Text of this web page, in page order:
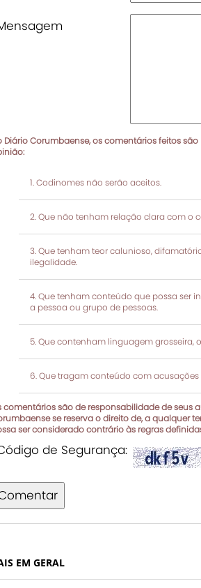
Diário Corumbaense, os comentários feitos
Codinomes não serão aceitos.
Que não tenham relação clara com o
Que tenham teor calunioso,
ilegalidade.
Que tenham conteúdo que possa ser
a pessoa ou grupo de pessoas.
Que contenham linguagem grosseira,
Que tragam conteúdo com acusações
comentários são de responsabilidade de seus
se reserva o direito de, a qualquer
ser considerado contrário às regras
de Segurança:
EM GERAL